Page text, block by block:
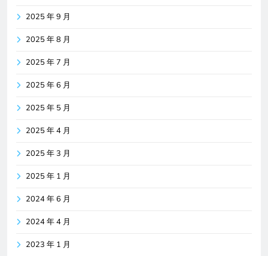
2025 年 9 月
2025 年 8 月
2025 年 7 月
2025 年 6 月
2025 年 5 月
2025 年 4 月
2025 年 3 月
2025 年 1 月
2024 年 6 月
2024 年 4 月
2023 年 1 月